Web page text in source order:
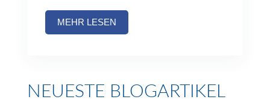
MEHR LESEN
NEUESTE BLOGARTIKEL